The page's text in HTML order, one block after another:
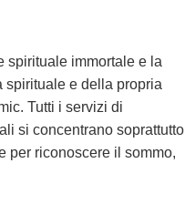
spirituale immortale e la
spirituale e della propria
Tutti i servizi di
si concentrano soprattutto
per riconoscere il sommo,